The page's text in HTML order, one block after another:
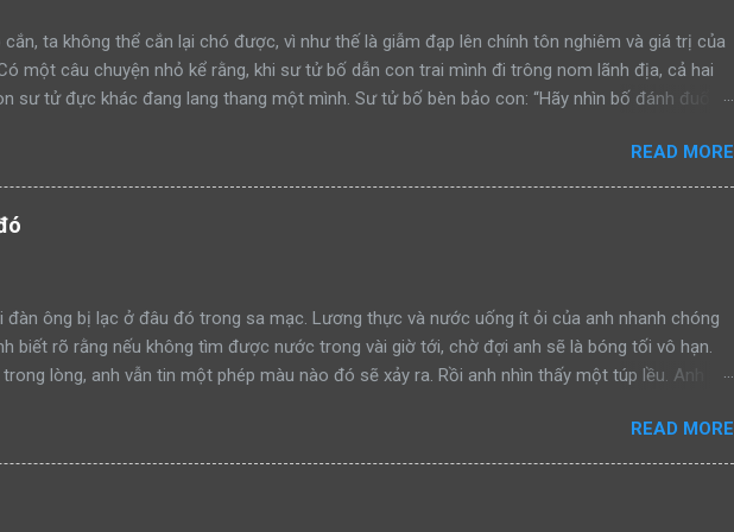
cắn, ta không thể cắn lại chó được, vì như thế là giẫm đạp lên chính tôn nghiêm và giá trị của
một câu chuyện nhỏ kể rằng, khi sư tử bố dẫn con trai mình đi trông nom lãnh địa, cả hai
sư tử đực khác đang lang thang một mình. Sư tử bố bèn bảo con: “Hãy nhìn bố đánh đuổi
công. Một ngày khác, hai bố con sư tử tiếp tục dẫn nhau đi tuần tra, cả hai bắt gặp một con
men săn mồi trong lãnh thổ. Sư tử bố quay sang bảo con: “Hãy nhìn bố đánh đuổi kẻ ngoại
như thế nào mà học tập”. Rồi sư tử bố tiếp tục lao lên anh dũng chiến đấu, bảo vệ khu vực
công. Lại một ngày khác, hai bố con sư tử trên đường tuần tra lại bắt gặp một con báo
cận khu rừng. Sư tử bố tiếp tục quay sang bảo con nhìn mình đánh đuổi kẻ thù, rồi gầm lên
READ MORE
đàn ông bị lạc ở đâu đó trong sa mạc. Lương thực và nước uống ít ỏi của anh nhanh chóng
biết rõ rằng nếu không tìm được nước trong vài giờ tới, chờ đợi anh sẽ là bóng tối vô hạn.
lòng, anh vẫn tin một phép màu nào đó sẽ xảy ra. Rồi anh nhìn thấy một túp lều. Anh
còn lựa chọn nào khác ngoài việc tin tưởng. Dù sao đi nữa, đây chính là hy vọng cuối
Anh dùng chút sức lực còn lại để đi về phía túp lều. Càng tiến gần, hy vọng của anh càng
này may mắn cũng đứng về phía anh. Thật sự có một túp lều ở đó! Nhưng tại sao vậy? Tại
toàn hoang vắng? Dường như đã không có ai đặt chân đến đây suốt nhiều năm. Dẫu
READ MORE